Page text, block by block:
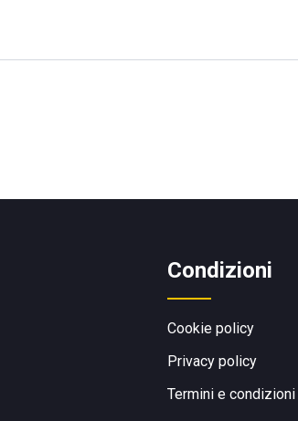
Condizioni
Cookie policy
Privacy policy
Termini e condizioni